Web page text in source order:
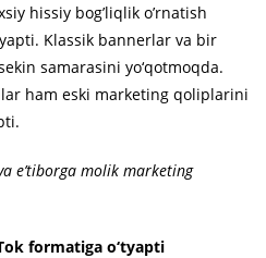
hissiy bog’liqlik o’rnatish
Klassik bannerlar va bir
samarasini yo‘qotmoqda.
ham eski marketing qoliplarini
e’tiborga molik marketing
formatiga o‘tyapti